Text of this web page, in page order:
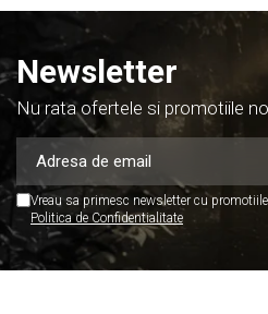
Newsletter
Nu rata ofertele si promotiile
Vreau sa primesc newsletter cu
Politica de Confidentialitate